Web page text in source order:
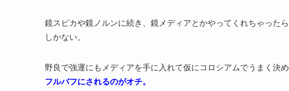
鏡スピカや鏡ノルンに続き、鏡メディアとかやってくれちゃった
しかない。
野良で強運にもメディアを手に入れて仮にコロシアムでうまく決
フルバフにされるのがオチ。